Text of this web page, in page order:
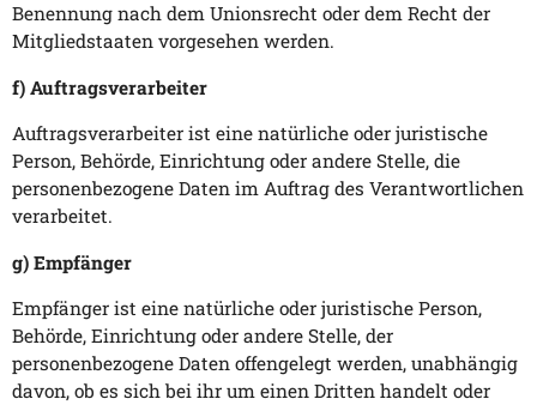
Benennung nach dem Unionsrecht oder dem Recht der
Mitgliedstaaten vorgesehen werden.
f) Auftragsverarbeiter
Auftragsverarbeiter ist eine natürliche oder juristische
Person, Behörde, Einrichtung oder andere Stelle, die
personenbezogene Daten im Auftrag des Verantwortlichen
verarbeitet.
g) Empfänger
Empfänger ist eine natürliche oder juristische Person,
Behörde, Einrichtung oder andere Stelle, der
personenbezogene Daten offengelegt werden, unabhängig
davon, ob es sich bei ihr um einen Dritten handelt oder